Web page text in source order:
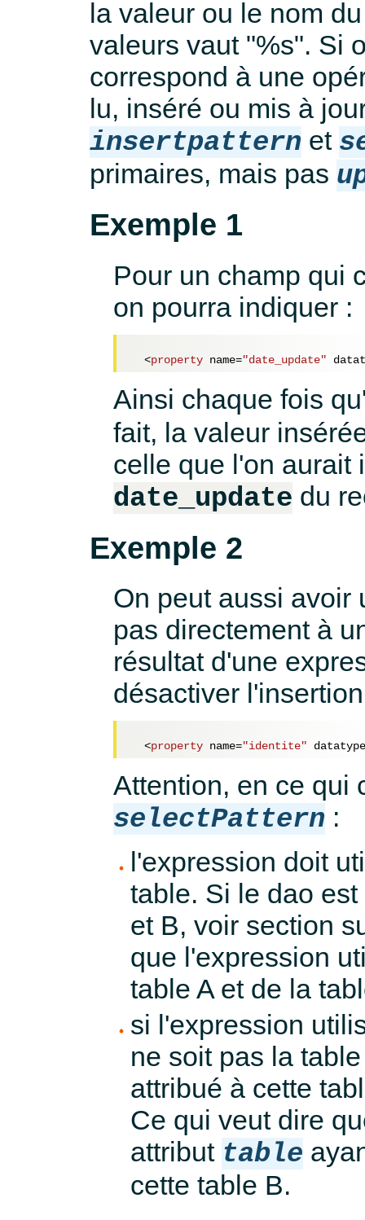
la valeur ou le nom
valeurs vaut "%s". Si
correspond à une
lu, inséré ou mis à
insertpattern et
primaires, mais pas
Exemple 1
Pour un champ qui
on pourra indiquer :
<property name="date_update"
Ainsi chaque fois
fait, la valeur
celle que l'on aurait
date_update du
Exemple 2
On peut aussi avoir
pas directement à
résultat d'une
désactiver
<property name="identite"
Attention, en ce qui
selectPattern :
l'expression doit
table. Si le dao
et B, voir section
que l'expression
table A et de la
si l'expression
ne soit pas la
attribué à cette
Ce qui veut dire
attribut table
cette table B.